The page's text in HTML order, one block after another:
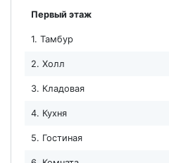
Первый этаж
1. Тамбур
2. Холл
3. Кладовая
4. Кухня
5. Гостиная